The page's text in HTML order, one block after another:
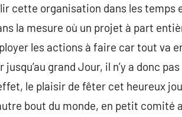
cette organisation dans les temps
la mesure où un projet à part
les actions à faire car tout va
grand Jour, il n’y a donc
le plaisir de fêter cet heureux
bout du monde, en petit comité